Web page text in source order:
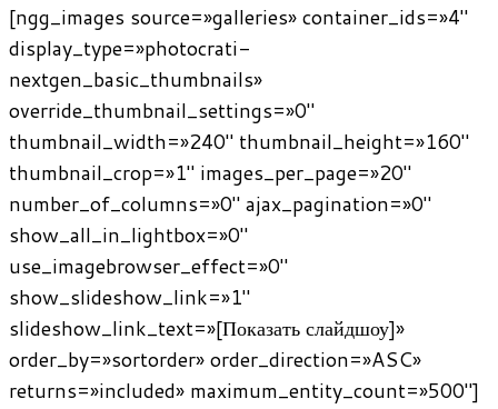
[ngg_images source=»galleries» container_ids=»4″
display_type=»photocrati-
nextgen_basic_thumbnails»
override_thumbnail_settings=»0″
thumbnail_width=»240″ thumbnail_height=»160″
thumbnail_crop=»1″ images_per_page=»20″
number_of_columns=»0″ ajax_pagination=»0″
show_all_in_lightbox=»0″
use_imagebrowser_effect=»0″
show_slideshow_link=»1″
slideshow_link_text=»[Показать слайдшоу]»
order_by=»sortorder» order_direction=»ASC»
returns=»included» maximum_entity_count=»500″]